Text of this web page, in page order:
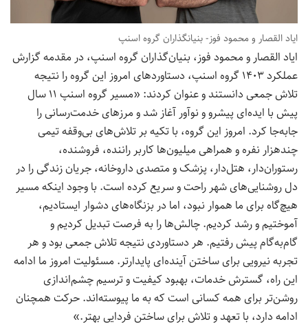
ایاد القصار و محمود فوز- بنیانگذاران گروه اسنپ
ایاد القصار و محمود فوز، بنیان‌گذاران گروه اسنپ، در مقدمه گزارش
عملکرد ۱۴۰۳ گروه اسنپ، دستاوردهای امروز این گروه را نتیجه
تلاش جمعی دانستند و عنوان کردند: «مسیر گروه اسنپ ۱۱ سال
پیش با ایده‌ای پیشرو و نوآور آغاز شد و مرزهای خدمت‌رسانی را
جابه‌جا کرد. امروز این گروه، با تکیه بر تلاش‌های بی‌وقفه تیمی
چندهزار نفره و همراهی میلیون‌ها کاربر راننده، فروشنده،
رستوران‌دار، هتل‌دار، پزشک و متصدی داروخانه، جریان زندگی را در
دل روشنایی‌های شهر راحت و سریع کرده است. با وجود اینکه مسیر
هیچ‌گاه برای ما هموار نبود، اما در بزنگاه‌های دشوار ایستادیم،
آموختیم و رشد کردیم. چالش‌ها را به فرصت تبدیل کردیم و
گام‌به‌گام پیش رفتیم. هر دستاوردی نتیجه تلاش جمعی بود و هر
تجربه نیرویی برای ساختن آینده‌ای پایدارتر. مسئولیت امروز ما ادامه
این راه، گسترش خدمات، بهبود کیفیت و ترسیم چشم‌اندازی
روشن‌تر برای همه کسانی است که به ما پیوسته‌اند. حرکت همچنان
ادامه دارد، با تعهد و تلاش برای ساختن فردایی بهتر.»